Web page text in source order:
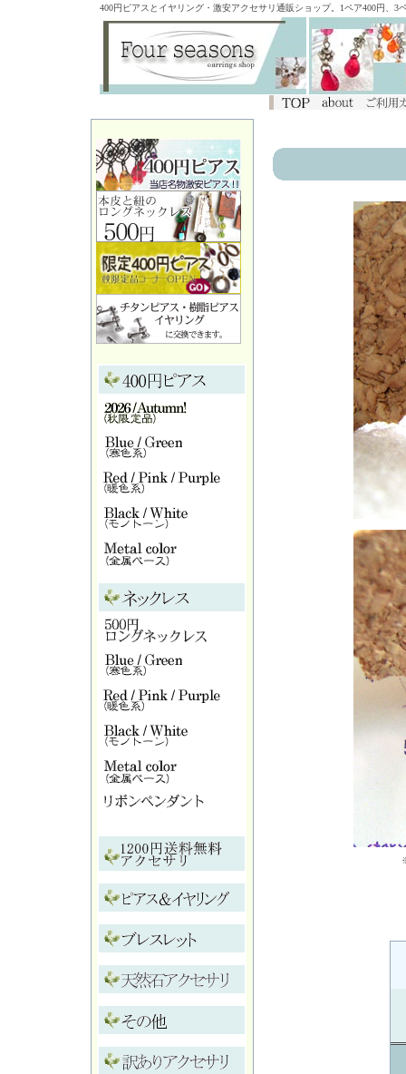
400円ピアスとイヤリング・激安アクセサリ通販ショップ。1ペア400円、